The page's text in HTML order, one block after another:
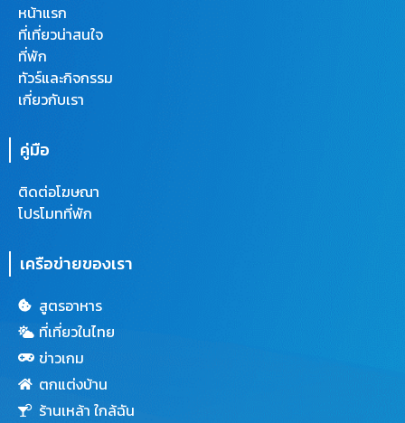
หน้าแรก
ที่เที่ยวน่าสนใจ
ที่พัก
ทัวร์และกิจกรรม
เกี่ยวกับเรา
คู่มือ
ติดต่อโฆษณา
โปรโมทที่พัก
เครือข่ายของเรา
สูตรอาหาร
ที่เที่ยวในไทย
ข่าวเกม
ตกแต่งบ้าน
ร้านเหล้า ใกล้ฉัน